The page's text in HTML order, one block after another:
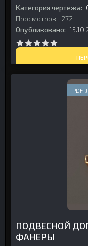
Категория чертежа:
Просмотров: 272
Опубликовано:
PDF,
ПОДВЕСНОЙ
ФАНЕРЫ